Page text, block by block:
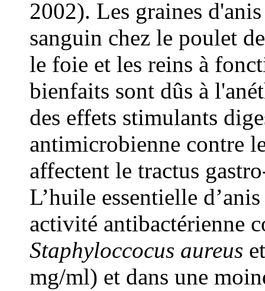
2002). Les graines
sanguin chez le poulet
le foie et les reins à
bienfaits sont dûs à
des effets stimulants
antimicrobienne contre
affectent le tractus
L’huile essentielle
activité antibactérienne
Staphyloccocus aureus et
mg/ml) et dans une